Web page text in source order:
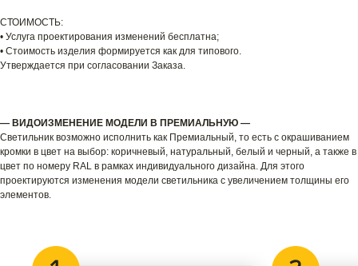
СТОИМОСТЬ:
• Услуга проектирования изменений бесплатна;
• Стоимость изделия формируется как для типового.
Утверждается при согласовании Заказа.
— ВИДОИЗМЕНЕНИЕ МОДЕЛИ В ПРЕМИАЛЬНУЮ —
Светильник возможно исполнить как Премиальный, то есть с окрашиванием
кромки в цвет на выбор: коричневый, натуральный, белый и черный, а также в
цвет по номеру RAL в рамках индивидуального дизайна. Для этого
проектируются изменения модели светильника с увеличением толщины его
элементов.